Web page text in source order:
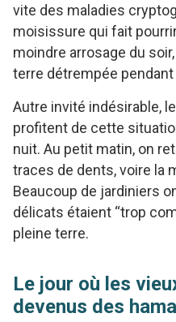
vite des maladies
moisissure qui fait
moindre arrosage du
terre détrempée
Autre invité indésirable,
profitent de cette
nuit. Au petit matin, on
traces de dents, voire la
Beaucoup de jardiniers
délicats étaient “trop
pleine terre.
Le jour où les
devenus des